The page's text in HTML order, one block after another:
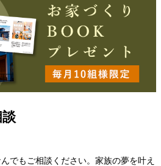
でもご相談ください。家族の夢を叶え